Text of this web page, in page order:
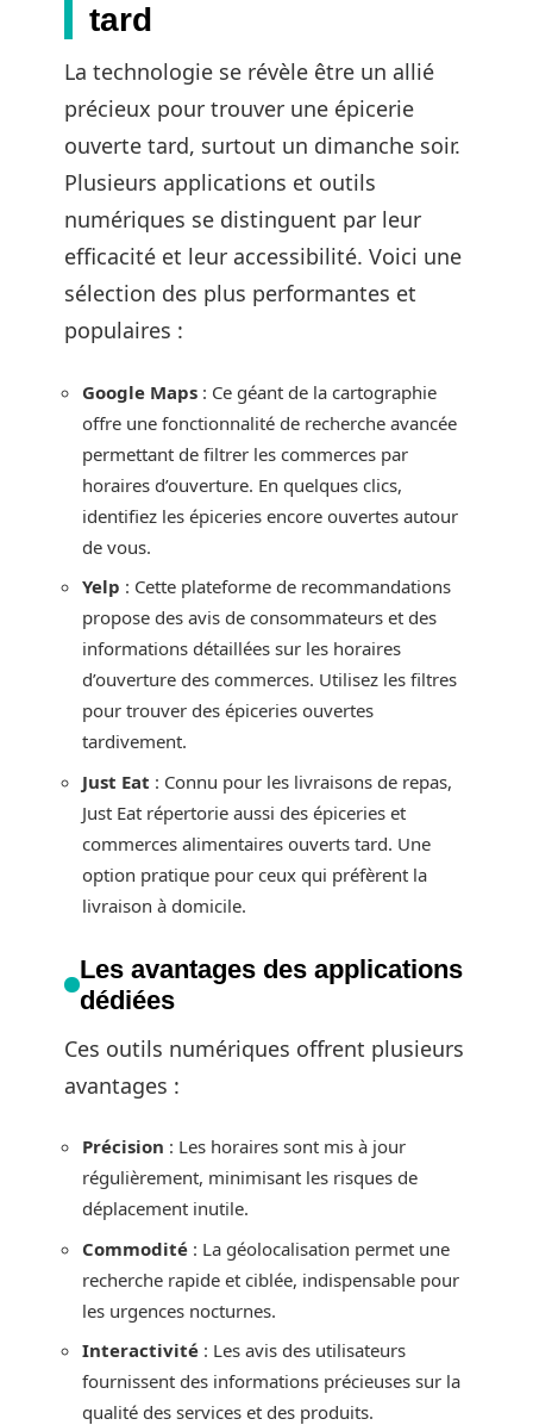
tard
La technologie se révèle être un allié
précieux pour trouver une épicerie
ouverte tard, surtout un dimanche soir.
Plusieurs applications et outils
numériques se distinguent par leur
efficacité et leur accessibilité. Voici une
sélection des plus performantes et
populaires :
Google Maps : Ce géant de la cartographie
offre une fonctionnalité de recherche avancée
permettant de filtrer les commerces par
horaires d’ouverture. En quelques clics,
identifiez les épiceries encore ouvertes autour
de vous.
Yelp : Cette plateforme de recommandations
propose des avis de consommateurs et des
informations détaillées sur les horaires
d’ouverture des commerces. Utilisez les filtres
pour trouver des épiceries ouvertes
tardivement.
Just Eat : Connu pour les livraisons de repas,
Just Eat répertorie aussi des épiceries et
commerces alimentaires ouverts tard. Une
option pratique pour ceux qui préfèrent la
livraison à domicile.
Les avantages des applications
dédiées
Ces outils numériques offrent plusieurs
avantages :
Précision : Les horaires sont mis à jour
régulièrement, minimisant les risques de
déplacement inutile.
Commodité : La géolocalisation permet une
recherche rapide et ciblée, indispensable pour
les urgences nocturnes.
Interactivité : Les avis des utilisateurs
fournissent des informations précieuses sur la
qualité des services et des produits.